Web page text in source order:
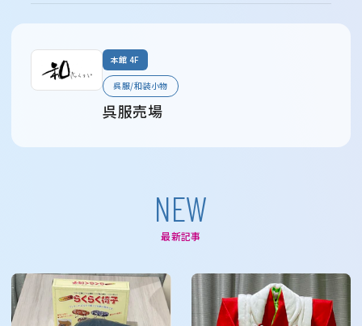
本館 4F
呉服/和装小物
呉服売場
NEW
最新記事